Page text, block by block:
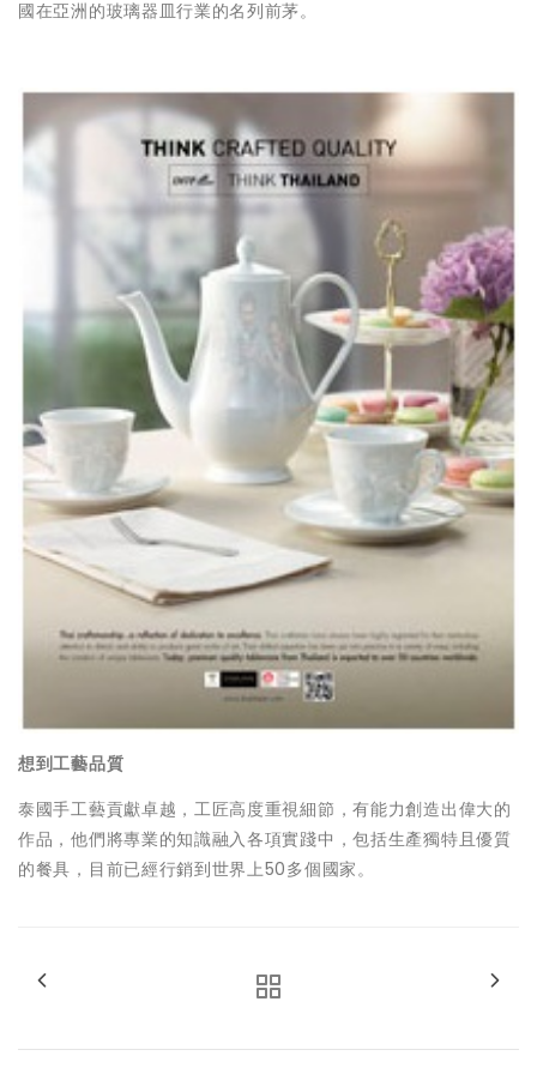
國在亞洲的玻璃器皿行業的名列前茅。
想到工藝品質
泰國手工藝貢獻卓越，工匠高度重視細節，有能力創造出偉大的
作品，他們將專業的知識融入各項實踐中，包括生產獨特 且優質
的餐具，目前已經行銷到世界上50多個國家。